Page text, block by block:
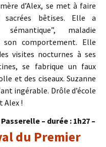
d’Alex, se met à faire
sacrées bêtises. Elle a
maladie
son comportement. Elle
visites nocturnes à ses
se fabrique un faux
et des ciseaux. Suzanne
ingérable. Drôle d’école
Alex !
– durée : 1h27 –
du Premier